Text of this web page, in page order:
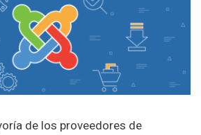
de los proveedores de